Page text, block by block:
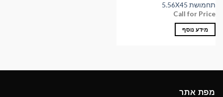
תחמושת 5.56X45
Call for Price
מידע נוסף
מפת אתר